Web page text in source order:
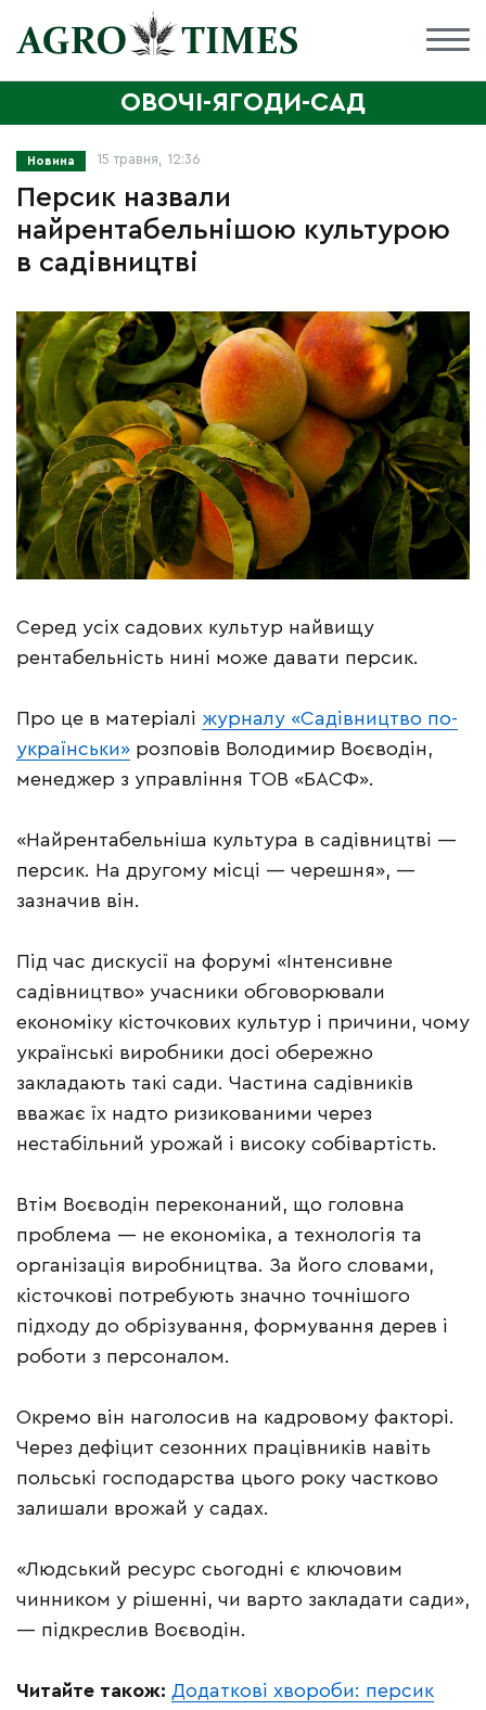
ОВОЧІ-ЯГОДИ-САД
Новина 15 травня, 12:36
Персик назвали
найрентабельнішою культурою
в садівництві
Серед усіх садових культур найвищу
рентабельність нині може давати персик.
Про це в матеріалі журналу «Садівництво по-
українськи» розповів Володимир Воєводін,
менеджер з управління ТОВ «БАСФ».
«Найрентабельніша культура в садівництві —
персик. На другому місці — черешня», —
зазначив він.
Під час дискусії на форумі «Інтенсивне
садівництво» учасники обговорювали
економіку кісточкових культур і причини, чому
українські виробники досі обережно
закладають такі сади. Частина садівників
вважає їх надто ризикованими через
нестабільний урожай і високу собівартість.
Втім Воєводін переконаний, що головна
проблема — не економіка, а технологія та
організація виробництва. За його словами,
кісточкові потребують значно точнішого
підходу до обрізування, формування дерев і
роботи з персоналом.
Окремо він наголосив на кадровому факторі.
Через дефіцит сезонних працівників навіть
польські господарства цього року частково
залишали врожай у садах.
«Людський ресурс сьогодні є ключовим
чинником у рішенні, чи варто закладати сади»,
— підкреслив Воєводін.
Читайте також: Додаткові хвороби: персик